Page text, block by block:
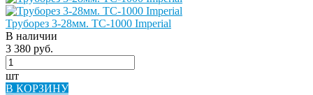
Труборез 3-28мм. ТС-1000 Imperial
В наличии
3 380 руб.
шт
В КОРЗИНУ